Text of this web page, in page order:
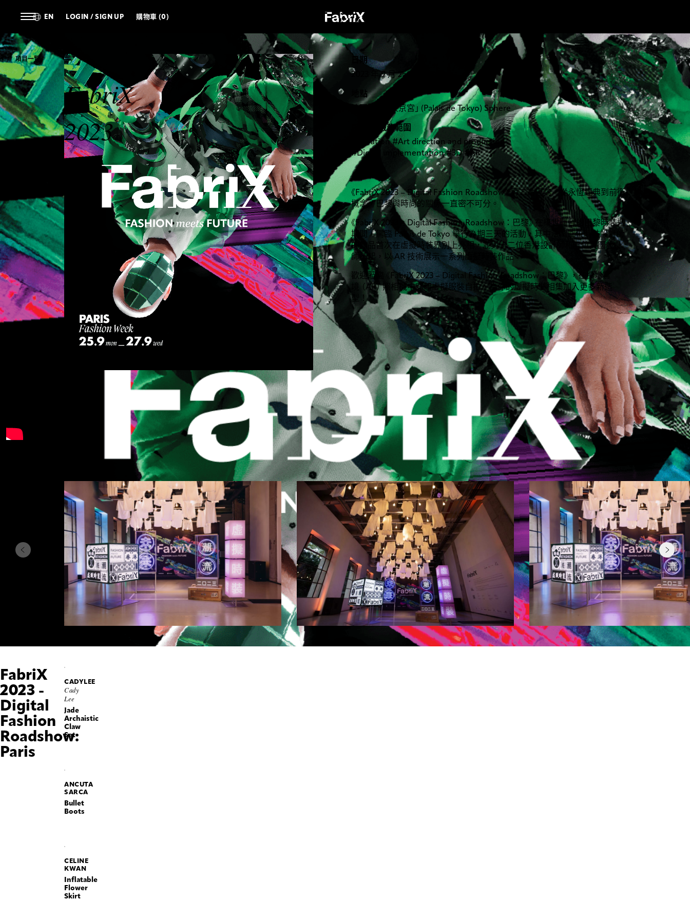
EN LOGIN / SIGN UP 購物車 (0)
項目一覧
FabriX
2023
DIGITAL
FASHION
ROADSHOW:
黎
日期
2023 年 9 月 25 日至 27 日
地點
法國巴黎
東京宮 」(Palais de Tokyo) Sphere
FabriX 服務範圍
#Curation #Art direction and production
#Digital implementation #3D #AR
《 FabriX 2023 – Digital Fashion Roadshow》第二站巴黎，從永恆經典到前衛
概念，巴黎與時尚的關係一直密不可分。
《FabriX 2023 – Digital Fashion Roadshow：巴黎》在舉世矚目的巴黎時裝週
期間，駕臨 Palais de Tokyo 舉行為期三天的活動，其中法國三位時裝設計師
的作品首次在虛擬時裝界別上亮相，並與十二位香港設計師和五位英國設計
師一起，以 AR 技術展示一系列虛擬時裝作品。
歡迎蒞臨
FabriX 2023 – Digital Fashion Roadshow：巴黎》 ，在擴增實
（AR）照相機中穿起虛擬服裝自拍，為你的虛擬時裝相集加入更多新造
型！
FabriX
2023 -
Digital
Fashion
Roadshow:
Paris
CADYLEE
Cady
Lee
Jade
Archaistic
Claw
Set
ANCUTA
SARCA
Bullet
Boots
CELINE
KWAN
Inflatable
Flower
Skirt